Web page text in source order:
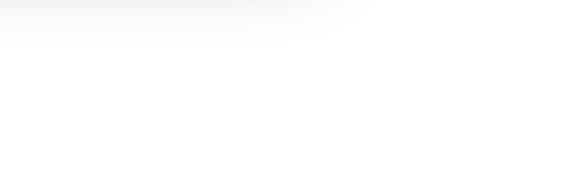
führen diese Informationen